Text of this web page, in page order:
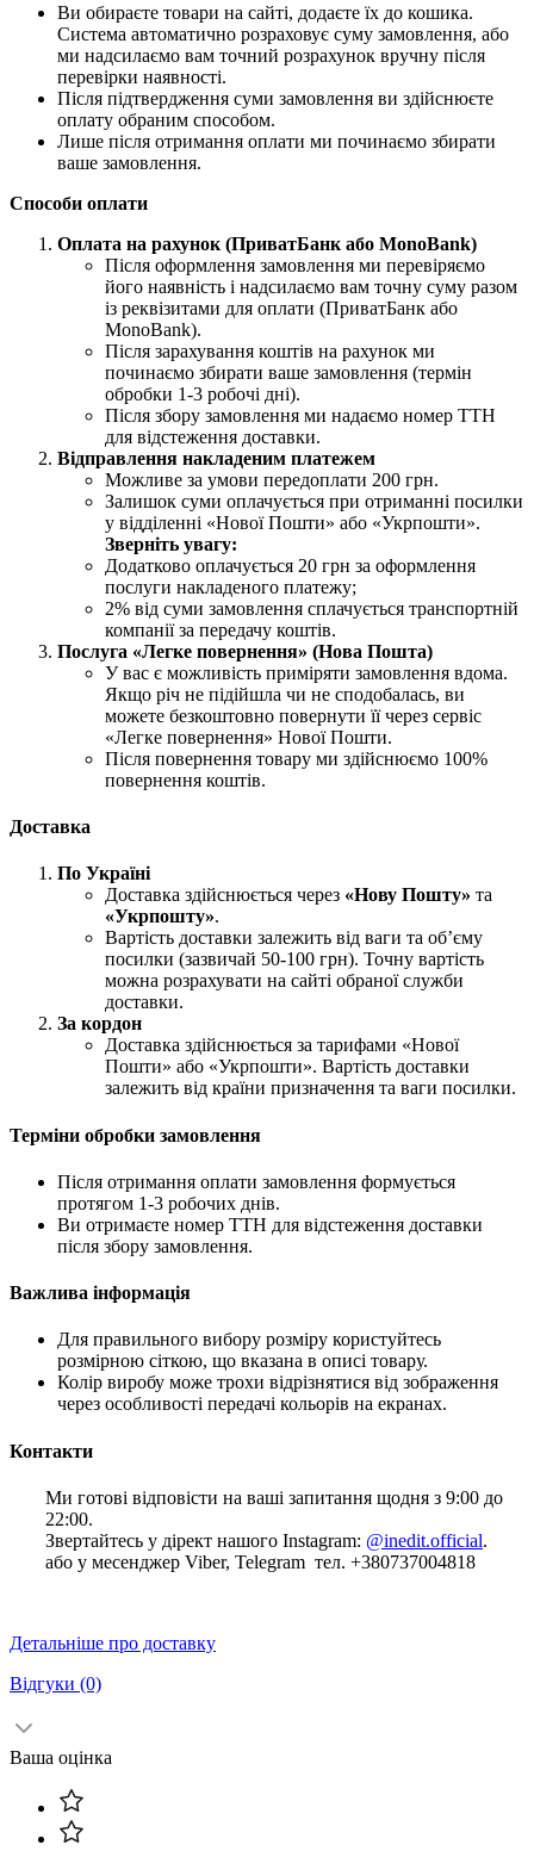
Ви обираєте товари на сайті, додаєте їх до кошика.
Система автоматично розраховує суму замовлення, або
ми надсилаємо вам точний розрахунок вручну після
перевірки наявності.
Після підтвердження суми замовлення ви здійснюєте
оплату обраним способом.
Лише після отримання оплати ми починаємо збирати
ваше замовлення.
Способи оплати
Оплата на рахунок (ПриватБанк або MonoBank)
Після оформлення замовлення ми перевіряємо
його наявність і надсилаємо вам точну суму разом
із реквізитами для оплати (ПриватБанк або
MonoBank).
Після зарахування коштів на рахунок ми
починаємо збирати ваше замовлення (термін
обробки 1-3 робочі дні).
Після збору замовлення ми надаємо номер ТТН
для відстеження доставки.
Відправлення накладеним платежем
Можливе за умови передоплати 200 грн.
Залишок суми оплачується при отриманні посилки
у відділенні «Нової Пошти» або «Укрпошти».
Зверніть увагу:
Додатково оплачується 20 грн за оформлення
послуги накладеного платежу;
2% від суми замовлення сплачується транспортній
компанії за передачу коштів.
Послуга «Легке повернення» (Нова Пошта)
У вас є можливість приміряти замовлення вдома.
Якщо річ не підійшла чи не сподобалась, ви
можете безкоштовно повернути її через сервіс
«Легке повернення» Нової Пошти.
Після повернення товару ми здійснюємо 100%
повернення коштів.
Доставка
По Україні
Доставка здійснюється через «Нову Пошту» та
«Укрпошту».
Вартість доставки залежить від ваги та об’єму
посилки (зазвичай 50-100 грн). Точну вартість
можна розрахувати на сайті обраної служби
доставки.
За кордон
Доставка здійснюється за тарифами «Нової
Пошти» або «Укрпошти». Вартість доставки
залежить від країни призначення та ваги посилки.
Терміни обробки замовлення
Після отримання оплати замовлення формується
протягом 1-3 робочих днів.
Ви отримаєте номер ТТН для відстеження доставки
після збору замовлення.
Важлива інформація
Для правильного вибору розміру користуйтесь
розмірною сіткою, що вказана в описі товару.
Колір виробу може трохи відрізнятися від зображення
через особливості передачі кольорів на екранах.
Контакти
Ми готові відповісти на ваші запитання щодня з 9:00 до
22:00.
Звертайтесь у дірект нашого Instagram: @inedit.official.
або у месенджер Viber, Telegram тел. +380737004818
Детальніше про доставку
Відгуки (0)
Ваша оцінка